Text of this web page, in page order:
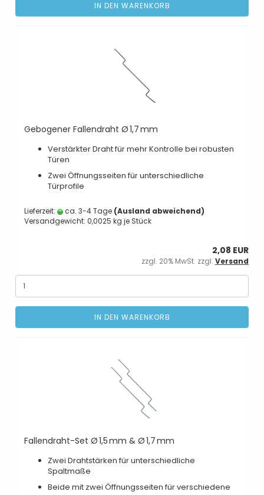
IN DEN WARENKORB
Gebogener Fallendraht Ø 1,7 mm
Verstärkter Draht für mehr Kontrolle bei robusten
Türen
Zwei Öffnungsseiten für unterschiedliche
Türprofile
Lieferzeit: ca. 3-4 Tage (Ausland abweichend)
Versandgewicht:0,0025 kg je Stück
2,08 EUR
zzgl. 20% MwSt. zzgl. Versand
IN DEN WARENKORB
Fallendraht-Set Ø 1,5 mm & Ø 1,7 mm
Zwei Drahtstärken für unterschiedliche
Spaltmaße
Beide mit zwei Öffnungsseiten für verschiedene